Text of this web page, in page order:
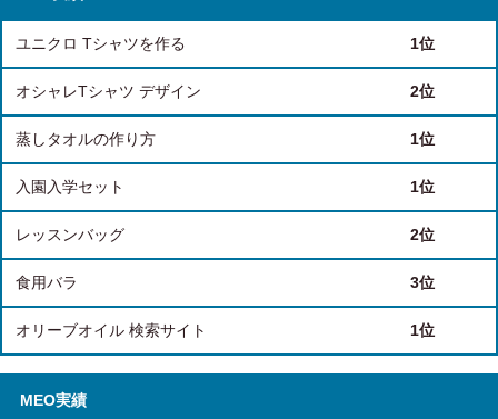
ユニクロ Tシャツを作る 1位
オシャレTシャツ デザイン 2位
蒸しタオルの作り方 1位
入園入学セット 1位
レッスンバッグ 2位
食用バラ 3位
オリーブオイル 検索サイト 1位
MEO実績